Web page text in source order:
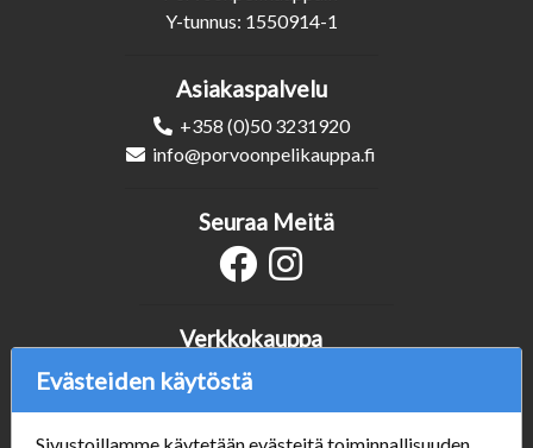
Y-tunnus: 1550914-1
Asiakaspalvelu
+358 (0)50 3231920
info@porvoonpelikauppa.fi
Verkkokauppa
#Yhteiskuntavastuu
Seuraa Meitä
Evästeiden käytöstä